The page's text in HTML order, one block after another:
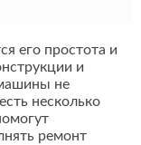
его простота и
и
не
несколько
ремонт